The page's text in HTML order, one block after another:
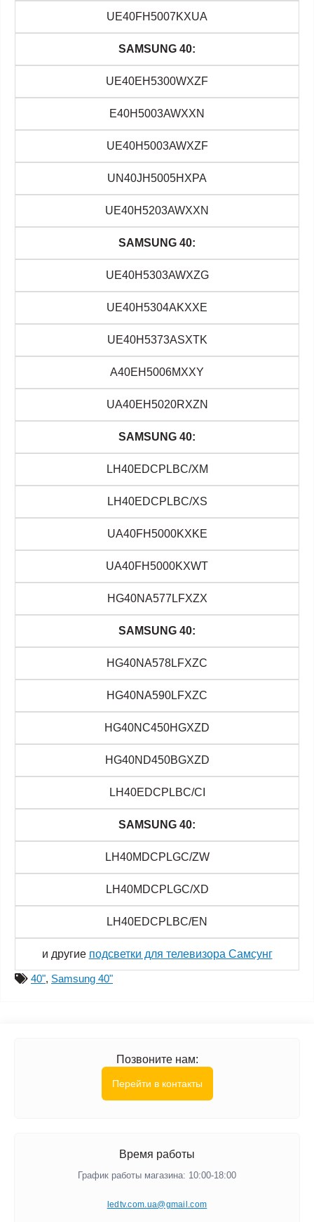
UE40FH5007KXUA
SAMSUNG 40:
UE40EH5300WXZF
E40H5003AWXXN
UE40H5003AWXZF
UN40JH5005HXPA
UE40H5203AWXXN
SAMSUNG 40:
UE40H5303AWXZG
UE40H5304AKXXE
UE40H5373ASXTK
A40EH5006MXXY
UA40EH5020RXZN
SAMSUNG 40:
LH40EDCPLBC/XM
LH40EDCPLBC/XS
UA40FH5000KXKE
UA40FH5000KXWT
HG40NA577LFXZX
SAMSUNG 40:
HG40NA578LFXZC
HG40NA590LFXZC
HG40NC450HGXZD
HG40ND450BGXZD
LH40EDCPLBC/CI
SAMSUNG 40:
LH40MDCPLGC/ZW
LH40MDCPLGC/XD
LH40EDCPLBC/EN
и другие подсветки для телевизора Самсунг
40", Samsung 40"
Позвоните нам:
Перейти в контакты
Время работы
График работы магазина: 10:00-18:00
ledtv.com.ua@gmail.com